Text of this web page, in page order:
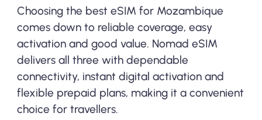
Choosing the best eSIM for Mozambique
comes down to reliable coverage, easy
activation and good value. Nomad eSIM
delivers all three with dependable
connectivity, instant digital activation and
flexible prepaid plans, making it a convenient
choice for travellers.